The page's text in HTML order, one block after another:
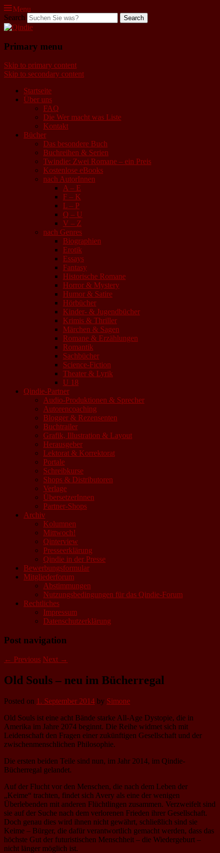
Menu
Qindie
Search
Primary menu
Skip to primary content
Skip to secondary content
Startseite
Über uns
FAQ
Die Wer macht was Liste
Kontakt
Bücher
Das besondere Buch
Buchreihen & Serien
Twindie: Zwei Romane – ein Preis
Kostenlose eBooks
nach AutorInnen
A – E
F – K
L – P
Q – U
V – Z
nach Genres
Biographien
Erotik
Essays
Fantasy
Historische Romane
Horror & Mystery
Humor & Satire
Hörbücher
Kinder- & Jugendbücher
Krimis & Thriller
Märchen & Sagen
Romane & Erzählungen
Romantik
Sachbücher
Science-Fiction
Theater & Lyrik
U 18
Qindie-Partner
Audio-Produktionen & Sprecher
Autorencoaching
Blogger & Rezensenten
Buchtrailer
Grafik, Illustration & Layout
Herausgeber
Lektorat & Korrektorat
Portale
Schreibkurse
Shops & Distributoren
Verlage
ÜbersetzerInnen
Partner-Shops
Archiv
Kolumnen
Mittwoch!
Qinterview
Presseerklärung
Qindie in der Presse
Bewerbungsformular
Mitgliederforum
Abstimmungen
Nutzungsbedingungen für das Qindie-Forum
Rechtliches
Impressum
Datenschutzerklärung
Post navigation
← Previous Next →
Old Souls – neu im Bücherregal
Posted on 1. September 2014 by Simone
Old Souls ist eine acht Bände starke All-Age Dystopie, die in
Amerika im Jahre 2074 beginnt. Die Reihe widmet sich mit
Leidenschaft den Fragen einer zukünftigen Gesellschaft und der
zwischenmenschlichen Philosophie.
Die ersten beiden Teile sind nun, im Jahr 2014, im Qindie-
Bücherregal gelandet.
Auf der Flucht vor den Menschen, die nach dem Leben der
„Keime“ trachten, findet sich Avery als eine der wenigen
Überlebenden mit anderen Flüchtlingen zusammen. Verzweifelt sind
sie auf der Suche nach dem verlorenen Frieden ihrer Gesellschaft.
Doch genau dies wird ihnen nicht gewährt, schließlich sind sie
Keime – Bürger, die dafür verantwortlich gemacht werden, dass das
höchste Gut der futuristischen Menschheit – die Wiedergeburt –
nicht länger möglich ist.